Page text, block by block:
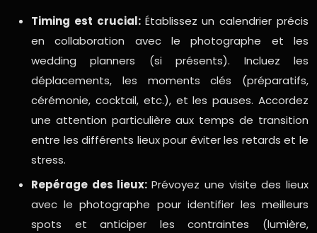
Timing est crucial: Établissez un calendrier précis
en collaboration avec le photographe et les
wedding planners (si présents). Incluez les
déplacements, les moments clés (préparatifs,
cérémonie, cocktail, etc.), et les pauses. Accordez
une attention particulière aux temps de transition
entre les différents lieux pour éviter les retards et le
stress.
Repérage des lieux:Prévoyez une visite des lieux
avec le photographe pour identifier les meilleurs
spots et anticiper les contraintes (lumière,